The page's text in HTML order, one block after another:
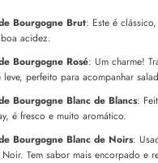
Bourgogne Brut: Este é
acidez.
Bourgogne Rosé: Um charme!
leve, perfeito para acompanhar
Bourgogne Blanc de Blancs:
é fresco e muito aromático.
Bourgogne Blanc de Noirs:
Noir. Tem sabor mais encorpado e